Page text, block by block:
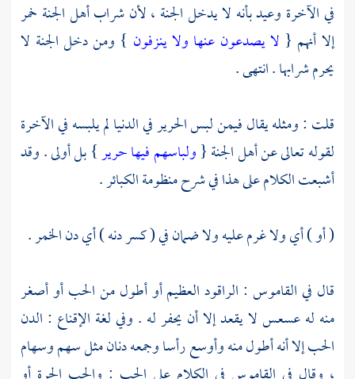
في الآخرة وعيد بأنه لا يدخل الجنة ، لأن شراب أهل الجنة خمر
إلا أنهم { لا يصدعون عنها ولا ينزفون } ومن دخل الجنة لا
يحرم شرابها . انتهى .
قلت : ومثله يقال فيمن لبس الحرير في الدنيا لم يلبسه في الآخرة
لقوله تعالى عن أهل الجنة {ولباسهم فيها حرير} بل أولى . وقد
أشبعت الكلام على هذا في شرح منظومة الكبائر .
( أو ) أي ولا غرم عليه ولا ضمان في ( كسر دنه ) أي دن الخمر .
قال في القاموس : الراقود العظيم أو أطول من الحب أو أصغر
منه له عسعس لا يقعد إلا أن يحفر له . وفي لغة الإقناع : الدن
الحب إلا أنه أطول منه وأوسع رأسا وجمعه دنان مثل سهم وسهام